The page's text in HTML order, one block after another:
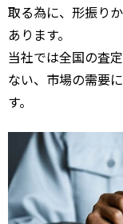
取る為に、形振り
あります。
当社では全国の査
ない、市場の需要
す。